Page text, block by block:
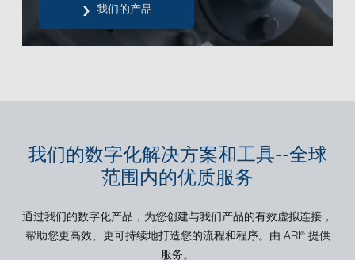
我们的产品
我们的数字化解决方案和工具--全球
范围内的优质服务
通过我们的数字化产品，为您创建与我们产品的有效虚拟连接，
帮助您更高效、更可持续地打造您的流程和程序。由 ARI®提供
服务。